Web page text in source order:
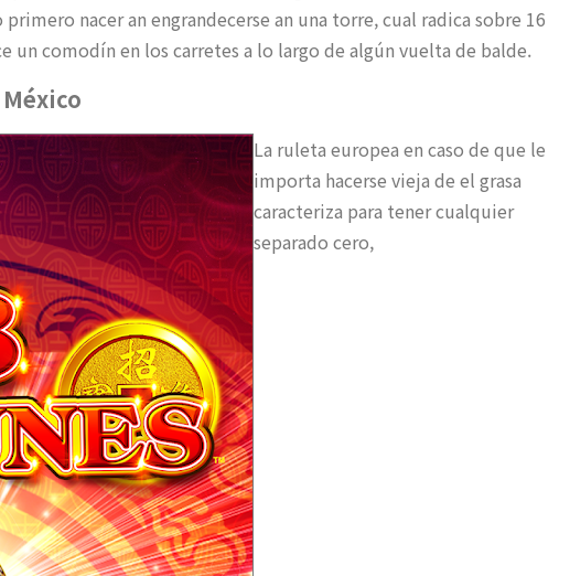
nacer an engrandecerse an una torre, cual radica sobre 16
un comodín en los carretes a lo largo de algún vuelta de balde.
La ruleta europea en caso de que le
importa hacerse vieja de el grasa
caracteriza para tener cualquier
separado cero,